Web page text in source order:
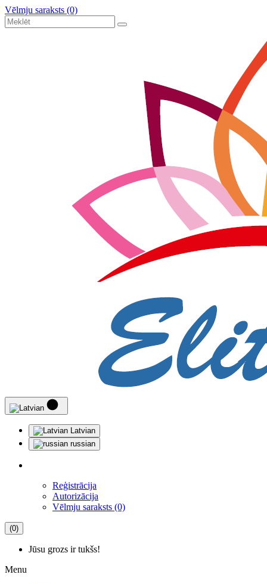
Vēlmju saraksts (0)
Latvian
russian
Reģistrācija
Autorizācija
Vēlmju saraksts (0)
(0)
Jūsu grozs ir tukšs!
Menu